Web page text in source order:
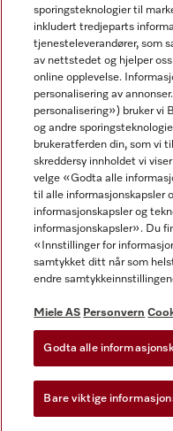
Miele AS
Vilkår og betingelser
Vilkår for bruk
Miele
Miele på Facebook
Miele på Youtube
Miele på
sporingsteknologier til
inkludert tredjeparts
tjenesteleverandører, som
av nettstedet og hjelper
online opplevelse.
personalisering av
personalisering») bruker vi
og andre
brukeratferden din, som vi
skreddersy innholdet vi
velge «Godta alle
til alle informasjonskapsler
informasjonskapsler og
informasjonskapsler». Du
«Innstillinger for
samtykket ditt når som
endre
Miele AS Personvern
Godta alle
Bare viktige